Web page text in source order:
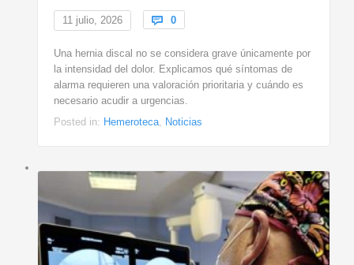
11 julio, 2026  0Comments
Una hernia discal no se considera grave únicamente por
la intensidad del dolor. Explicamos qué síntomas de
alarma requieren una valoración prioritaria y cuándo es
necesario acudir a urgencias.
Posted in: Hemeroteca, Noticias